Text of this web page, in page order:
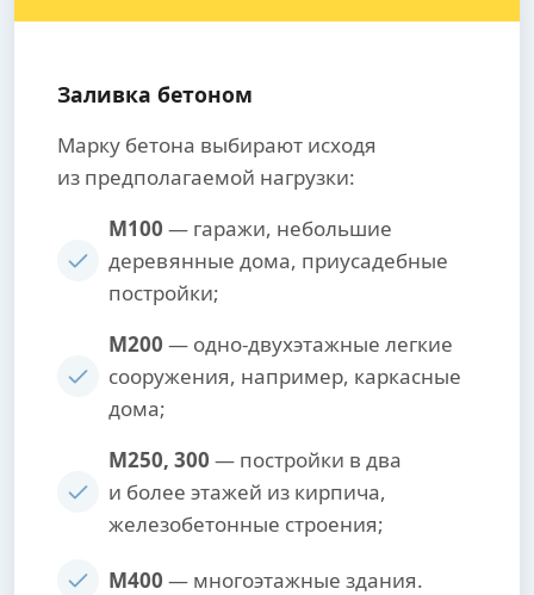
Заливка бетоном
Марку бетона выбирают исходя
из предполагаемой нагрузки:
М100 — гаражи, небольшие
деревянные дома, приусадебные
постройки;
М200 — одно-двухэтажные легкие
сооружения, например, каркасные
дома;
М250, 300 — постройки в два
и более этажей из кирпича,
железобетонные строения;
М400 — многоэтажные здания.